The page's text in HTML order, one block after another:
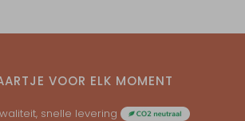
VOOR ELK MOMENT
snelle levering